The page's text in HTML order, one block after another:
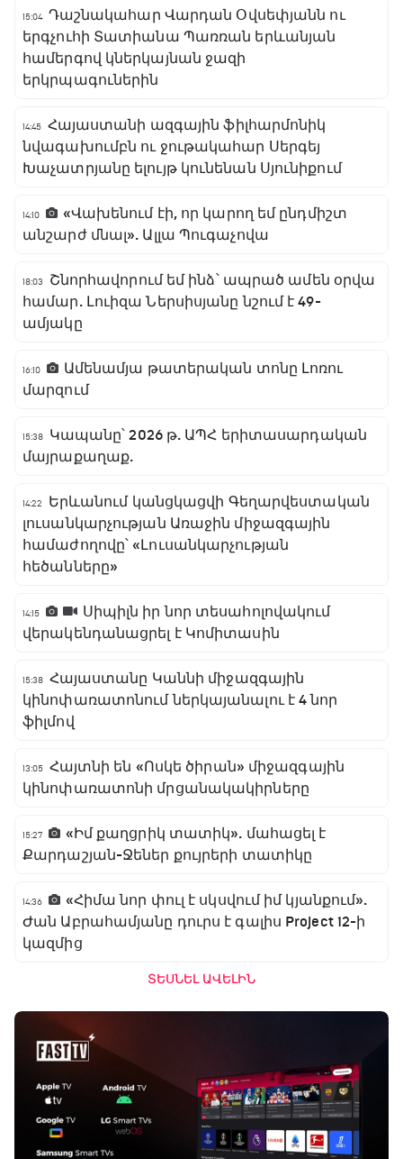
15:04 Դաշնակահար Վարդան Օվսեփյանն ու
երգչուհի Տատիանա Պառռան երևանյան
համերգով կներկայնան ջազի
երկրպագուներին
14:45 Հայաստանի ազգային ֆիլհարմոնիկ
նվագախումբն ու ջութակահար Սերգեյ
Խաչատրյանը ելույթ կունենան Սյունիքում
14:10
«Վախենում էի, որ կարող եմ ընդմիշտ
անշարժ մնալ». Ալլա Պուգաչովա
18:03
Շնորհավորում եմ ինձ՝ ապրած ամեն օրվա
համար. Լուիզա Ներսիսյանը նշում է 49-
ամյակը
16:10
Ամենամյա թատերական տոնը Լոռու
մարզում
15:38
Կապանը՝ 2026 թ. ԱՊՀ երիտասարդական
մայրաքաղաք.
14:22
Երևանում կանցկացվի Գեղարվեստական
լուսանկարչության Առաջին միջազգային
համաժողովը՝ «Լուսանկարչության
հեծանները»
14:15
Սիպիլն իր նոր տեսահոլովակում
վերակենդանացրել է Կոմիտասին
15:38 Հայաստանը Կաննի միջազգային
կինոփառատոնում ներկայանալու է 4 նոր
ֆիլմով
13:05 Հայտնի են «Ոսկե ծիրան» միջազգային
կինոփառատոնի մրցանակակիրները
15:27
«Իմ քաղցրիկ տատիկ». մահացել է
Քարդաշյան-Ջեներ քույրերի տատիկը
14:36
«Հիմա նոր փուլ է սկսվում իմ կյանքում».
Ժան Աբրահամյանը դուրս է գալիս Project 12-ի
կազմից
ՏԵՍՆԵԼ ԱՎԵԼԻՆ